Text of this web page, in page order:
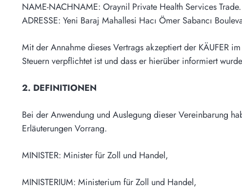
NAME-NACHNAME: Oraynil Private Health Services
ADRESSE: Yeni Baraj Mahallesi Hacı Ömer Sabancı
Mit der Annahme dieses Vertrags akzeptiert der KÄUFER
Steuern verpflichtet ist und dass er hierüber informiert
2. DEFINITIONEN
Bei der Anwendung und Auslegung dieser Vereinbarung
Erläuterungen Vorrang.
MINISTER: Minister für Zoll und Handel,
MINISTERIUM: Ministerium für Zoll und Handel,